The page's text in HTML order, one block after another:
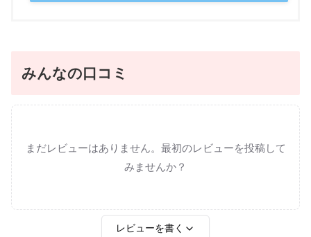
みんなの口コミ
まだレビューはありません。最初のレビューを投稿して
みませんか？
レビューを書く